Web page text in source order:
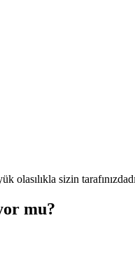
olasılıkla sizin
mu?